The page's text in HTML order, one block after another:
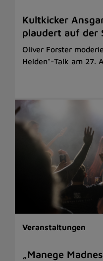
Kultkicker
plaudert auf der
Oliver Forster
Helden"-Talk am 27.
Veranstaltungen
„Manege